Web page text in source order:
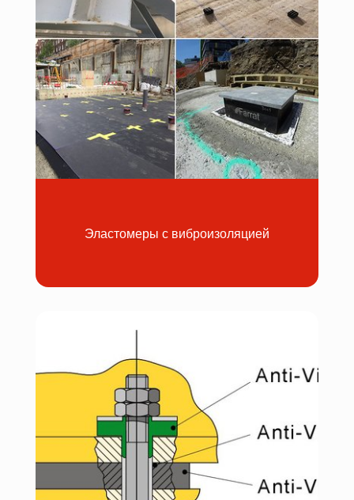
Эластомеры с виброизоляцией